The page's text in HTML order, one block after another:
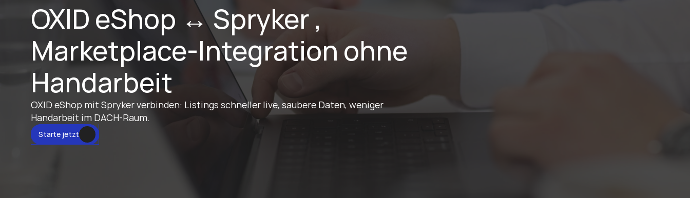
OXID eShop ↔ Spryker ,
Marketplace-Integration ohne
Handarbeit
OXID eShop mit Spryker verbinden: Listings schneller live, saubere Daten, weniger
Handarbeit im DACH-Raum.
Starte jetzt